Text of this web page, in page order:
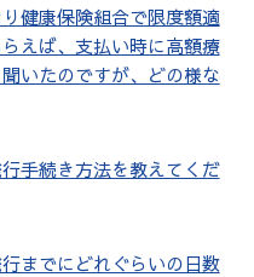
健康保険組合で限度額適
えば、支払い時に高額療
いたのですが、どの様な
手続き方法を教えてくだ
までにどれぐらいの日数